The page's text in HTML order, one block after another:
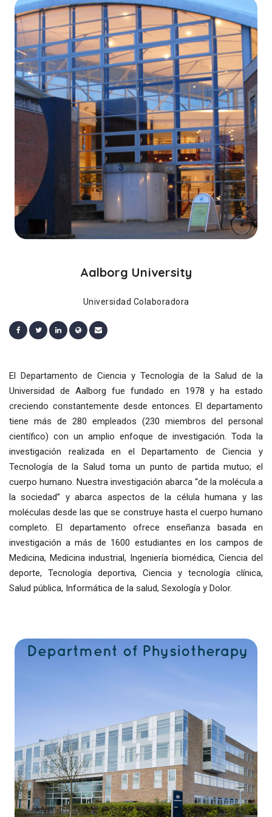
Aalborg University
Universidad Colaboradora
El Departamento de Ciencia y Tecnología de la Salud de la
Universidad de Aalborg fue fundado en 1978 y ha estado
creciendo constantemente desde entonces. El departamento
tiene más de 280 empleados (230 miembros del personal
científico) con un amplio enfoque de investigación. Toda la
investigación realizada en el Departamento de Ciencia y
Tecnología de la Salud toma un punto de partida mutuo; el
cuerpo humano. Nuestra investigación abarca “de la molécula a
la sociedad” y abarca aspectos de la célula humana y las
moléculas desde las que se construye hasta el cuerpo humano
completo. El departamento ofrece enseñanza basada en
investigación a más de 1600 estudiantes en los campos de
Medicina, Medicina industrial, Ingeniería biomédica, Ciencia del
deporte, Tecnología deportiva, Ciencia y tecnología clínica,
Salud pública, Informática de la salud, Sexología y Dolor.